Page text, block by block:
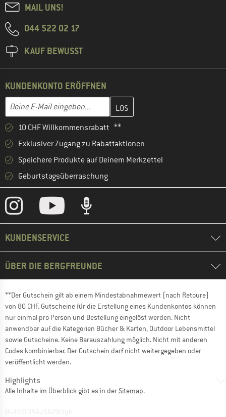
MAIL UNS!
044 522 02 17
KAUF BEWUSST
KUNDENKONTO ERÖFFNEN
E-Mail-Adresse
Gib hier deine E-Mail-Adresse ein und erstelle im nächsten
10 CHF Willkommensrabatt **
Exklusiver Zugang zu Rabattaktionen
Speichere Produkte auf Deinem Merkzettel
Geburtstagsüberraschung
KUNDENSERVICE
ÜBER DIE BERGFREUNDE
**Der Gutschein gilt ab einem Mindestabnahmewert (nach Retoure)
von 80 CHF. Gutscheine für die Erstellung eines Kundenkontos können
nur einmal pro Person und Bestellung eingelöst werden. Nicht
anwendbar auf die Kategorien Bücher & Karten, Outdoor Lebensmittel
sowie Gutscheine. Keine Barauszahlung möglich. Nicht mit anderen
Codes kombinierbar. Der Gutschein darf nicht weitergegeben oder
veröffentlicht werden.
Highlights
Alle Inhalte im Überblick gibt es in der Sitemap.